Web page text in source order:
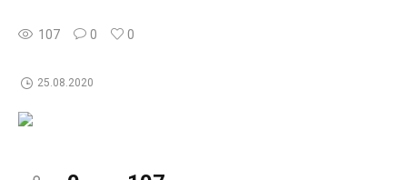
107 0 0
25.08.2020